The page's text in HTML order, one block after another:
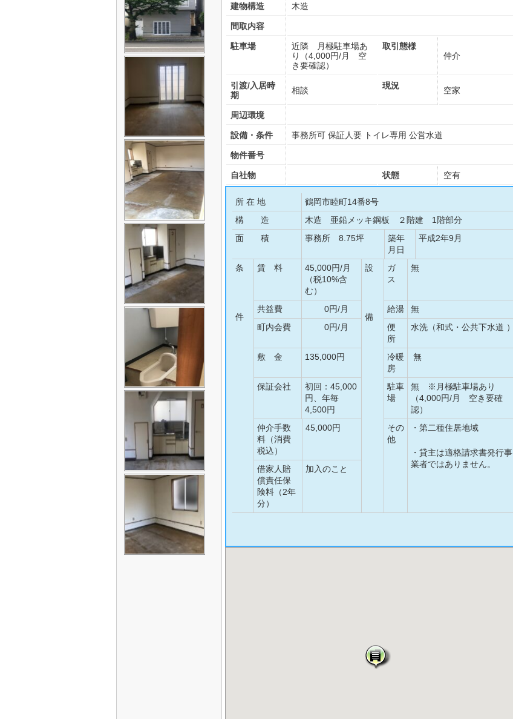
建物構造 木造
間取内容
駐車場
近隣 月極駐車場あ
り（4,000円/月 空
き要確認）
取引態様
仲介
引渡/入居時
期
相談 現況 空家
周辺環境
設備・条件 事務所可 保証人要 トイレ専用 公営水道
物件番号
自社物 状態 空有
所 在 地
鶴岡市睦町14番8号
構 造
木造 亜鉛メッキ鋼板 ２階建 1階部分
面 積
事務所 8.75坪
築年
月日
平成2年9月
条
件
賃 料
45,000円/月
（税10%含
む）
設
備
ガ
ス
無
共益費 0円/月 給湯
無
町内会費
0円/月
便
所
水洗（和式・公共下水道 ）
敷 金 135,000円
冷暖
房
無
保証会社
初回：45,000
円、年毎
4,500円
駐車
場
無 ※月極駐車場あり
（4,000円/月 空き要確
認）
仲介手数
料（消費
税込）
45,000円
その
他
・第二種住居地域
・貸主は適格請求書発行事
業者ではありません。
借家人賠
償責任保
険料（2年
分）
加入のこと